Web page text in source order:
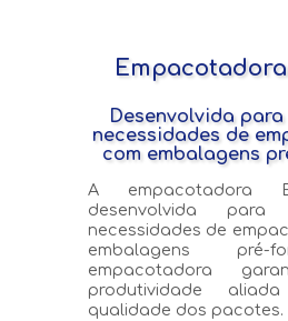
Empacotadora
Desenvolvida
necessidades de
com embalagens
A empacotadora
desenvolvida
necessidades de
embalagens pré-
empacotadora
produtividade
qualidade dos pacotes.